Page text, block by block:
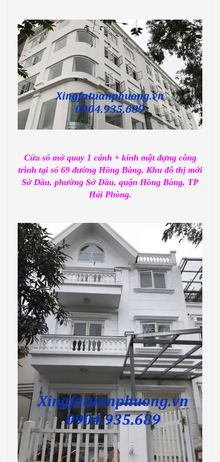
Cửa sổ mở quay 1 cánh + kính mặt dựng công
trình tại số 69 đường Hồng Bàng, Khu đô thị mới
Sở Dầu, phường Sở Dầu, quận Hồng Bàng, TP
Hải Phòng.